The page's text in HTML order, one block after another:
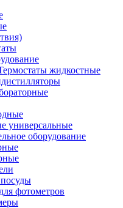
жидкостные
универсальные
оборудование
фотометров